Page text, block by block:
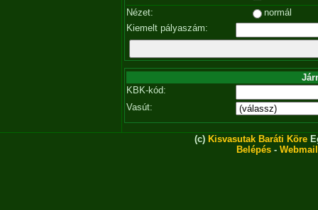
Nézet:
normál
Kiemelt pályaszám:
KBK-kód:
Vasút:
(c) Kisvasutak Baráti Köre
Belépés - Webmail